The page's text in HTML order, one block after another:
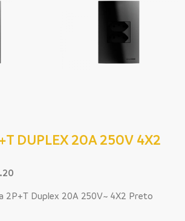
DUPLEX 20A 250V 4X2
2P+T Duplex 20A 250V~ 4X2 Preto